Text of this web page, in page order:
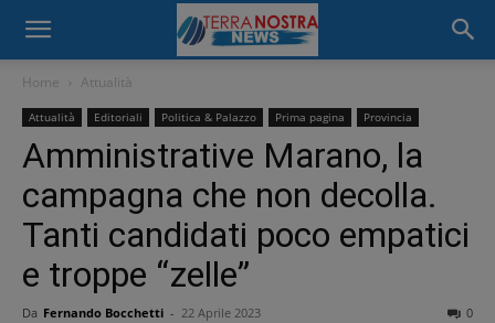
Home Attualità
Attualità Editoriali Politica & Palazzo Prima pagina Provincia
Amministrative Marano, la
campagna che non decolla.
Tanti candidati poco empatici
e troppe “zelle”
Da Fernando Bocchetti - 22 Aprile 2023 0